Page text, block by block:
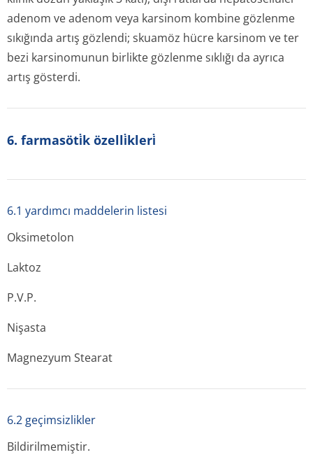
adenom ve adenom veya karsinom kombine gözlenme
sıkığında artış gözlendi; skuamöz hücre karsinom ve ter
bezi karsinomunun birlikte gözlenme sıklığı da ayrıca
artış gösterdi.
6. farmasöti̇k özelli̇kleri̇
6.1 yardımcı maddelerin listesi
Oksimetolon
Laktoz
P.V.P.
Nişasta
Magnezyum Stearat
6.2 geçimsizlikler
Bildirilmemiştir.